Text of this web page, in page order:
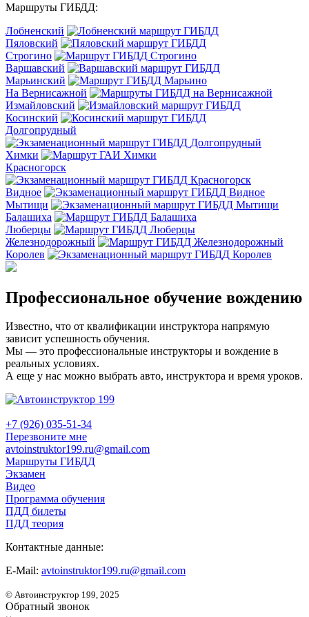
Маршруты ГИБДД:
Лобненский
Пяловский
Строгино
Варшавский
Марьинский
На Вернисажной
Измайловский
Косинский
Долгопрудный
Химки
Красногорск
Видное
Мытищи
Балашиха
Люберцы
Железнодорожный
Королев
Профессиональное обучение вождению
Известно, что от квалификации инструктора напрямую
зависит успешность обучения.
Мы — это профессиональные инструкторы и вождение в
реальных условиях.
А еще у нас можно выбрать авто, инструктора и время уроков.
+7 (926) 035-51-34
Перезвоните мне
avtoinstruktor199.ru@gmail.com
Маршруты ГИБДД
Экзамен
Видео
Программа обучения
ПДД билеты
ПДД теория
Контактные данные:
E-Mail: avtoinstruktor199.ru@gmail.com
© Автоинструктор 199, 2025
Обратный звонок